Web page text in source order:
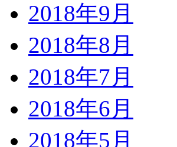
2018年9月
2018年8月
2018年7月
2018年6月
2018年5月